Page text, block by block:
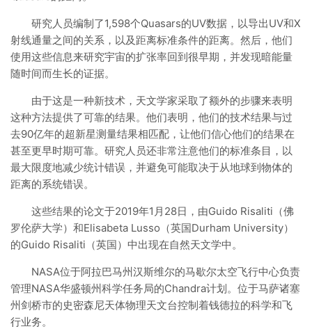
研究人员编制了1,598个Quasars的UV数据，以导出UV和X
射线通量之间的关系，以及距离标准条件的距离。然后，他们
使用这些信息来研究宇宙的扩张率回到很早期，并发现暗能量
随时间而生长的证据。
由于这是一种新技术，天文学家采取了额外的步骤来表明
这种方法提供了可靠的结果。他们表明，他们的技术结果与过
去90亿年的超新星测量结果相匹配，让他们信心他们的结果在
甚至更早时期可靠。研究人员还非常注意他们的标准条目，以
最大限度地减少统计错误，并避免可能取决于从地球到物体的
距离的系统错误。
这些结果的论文于2019年1月28日，由Guido Risaliti（佛
罗伦萨大学）和Elisabeta Lusso（英国Durham University）
的Guido Risaliti（英国）中出现在自然天文学中。
NASA位于阿拉巴马州汉斯维尔的马歇尔太空飞行中心负责
管理NASA华盛顿州科学任务局的Chandra计划。位于马萨诸塞
州剑桥市的史密森尼天体物理天文台控制着钱德拉的科学和飞
行业务。